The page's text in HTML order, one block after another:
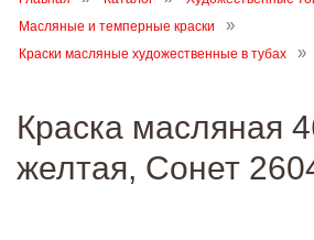
Масляные и темперные краски
Краски масляные художественные в тубах
Краска масляная
желтая, Сонет